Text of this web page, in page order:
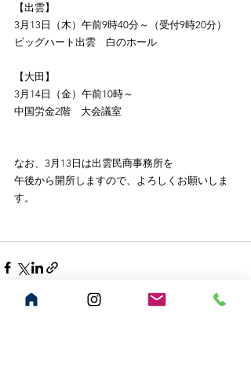
【出雲】
3月13日（木）午前9時40分～（受付9時20分）
ビッグハート出雲　白のホール
【大田】
3月14日（金）午前10時～
中国労金2階　大会議室
なお、3月13日は出雲民商事務所を
午後から開所しますので、よろしくお願いしま
す。